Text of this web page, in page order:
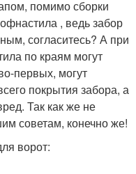
помимо сборки
, ведь забор
согласитесь? А при
по краям могут
первых, могут
покрытия забора, а
Так как же не
советам, конечно же!
ворот: